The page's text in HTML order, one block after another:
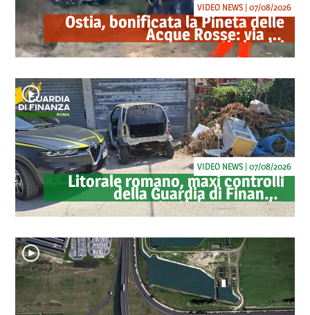
Ostia, bonificata la Pineta delle
Acque Rosse: via gli
accampamenti abusivi
VIDEO NEWS | 07/08/2026
Litorale romano, maxi controlli
della Guardia di Finanza:
sequestrati droga, armi e
ricambi di auto rubate
VIDEO NEWS | 07/08/2026